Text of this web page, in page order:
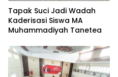
Tapak Suci Jadi Wadah
Kaderisasi Siswa MA
Muhammadiyah Tanetea